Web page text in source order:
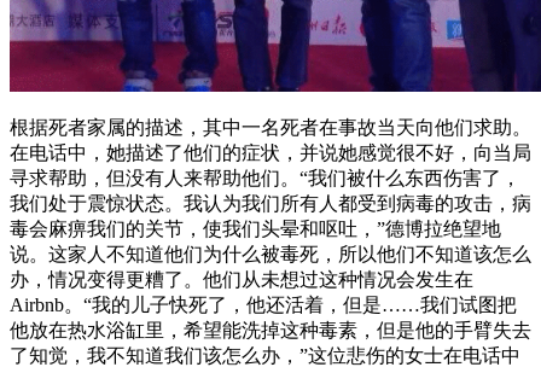
根据死者家属的描述，其中一名死者在事故当天向他们求助。
在电话中，她描述了他们的症状，并说她感觉很不好，向当局
寻求帮助，但没有人来帮助他们。“我们被什么东西伤害了，
我们处于震惊状态。我认为我们所有人都受到病毒的攻击，病
毒会麻痹我们的关节，使我们头晕和呕吐，”德博拉绝望地
说。这家人不知道他们为什么被毒死，所以他们不知道该怎么
办，情况变得更糟了。他们从未想过这种情况会发生在
Airbnb。“我的儿子快死了，他还活着，但是……我们试图把
他放在热水浴缸里，希望能洗掉这种毒素，但是他的手臂失去
了知觉，我不知道我们该怎么办，”这位悲伤的女士在电话中